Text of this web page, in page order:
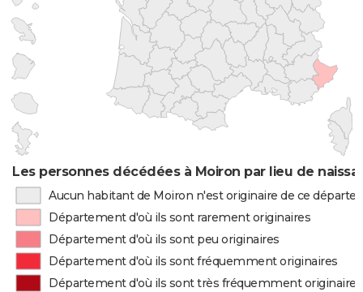
Les personnes décédées à Moiron par lieu de
Aucun habitant de Moiron n'est originaire de ce
Département d'où ils sont rarement originaires
Département d'où ils sont peu originaires
Département d'où ils sont fréquemment originaires
Département d'où ils sont très fréquemment originaires